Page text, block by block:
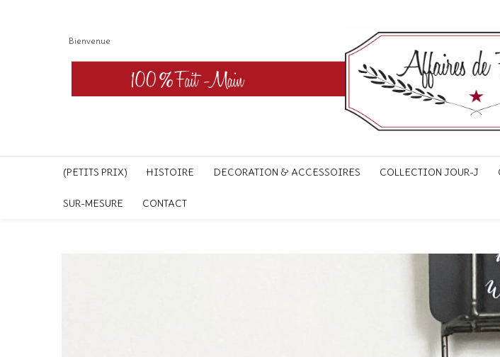
Bienvenue
(PETITS PRIX) HISTOIRE DECORATION & ACCESSOIRES COLLECTION JOUR-J
SUR-MESURE CONTACT